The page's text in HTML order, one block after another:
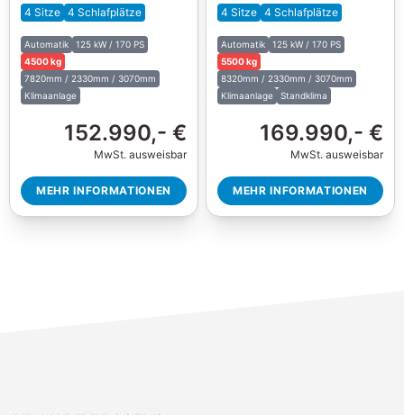
4 Sitze 4 Schlafplätze
Automatik
125 kW / 170 PS
4500 kg
7820mm / 2330mm / 3070mm
Klimaanlage
152.990,- €
MwSt. ausweisbar
MEHR INFORMATIONEN
4 Sitze 4 Schlafplätze
Automatik
125 kW / 170 PS
5500 kg
8320mm / 2330mm / 3070mm
Klimaanlage
Standklima
169.990,- €
MwSt. ausweisbar
MEHR INFORMATIONEN